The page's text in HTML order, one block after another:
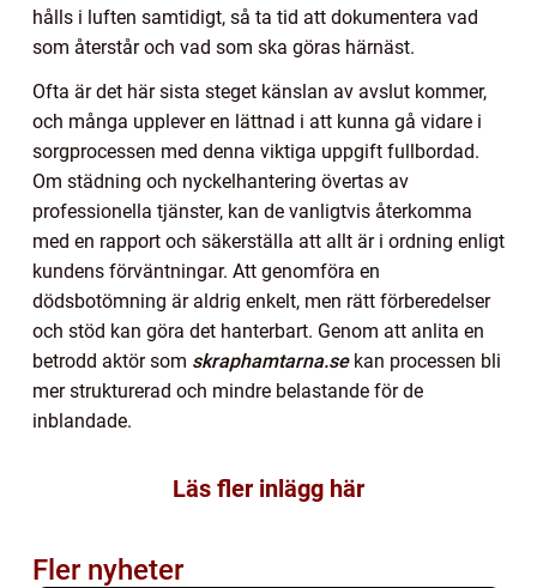
hålls i luften samtidigt, så ta tid att dokumentera vad
som återstår och vad som ska göras härnäst.
Ofta är det här sista steget känslan av avslut kommer,
och många upplever en lättnad i att kunna gå vidare i
sorgprocessen med denna viktiga uppgift fullbordad.
Om städning och nyckelhantering övertas av
professionella tjänster, kan de vanligtvis återkomma
med en rapport och säkerställa att allt är i ordning enligt
kundens förväntningar. Att genomföra en
dödsbotömning är aldrig enkelt, men rätt förberedelser
och stöd kan göra det hanterbart. Genom att anlita en
betrodd aktör som skraphamtarna.se kan processen bli
mer strukturerad och mindre belastande för de
inblandade.
Läs fler inlägg här
Fler nyheter